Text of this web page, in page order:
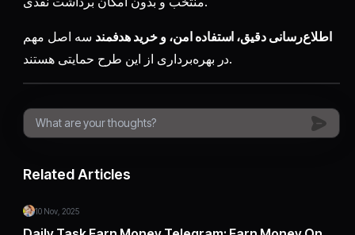
اطلاع‌رسانی دقیق، استفاده امن، و خرید هدفمند سه اصل مهم
در بهره‌برداری از این طرح حمایتی هستند.
Related Articles
10 Nov, 2025